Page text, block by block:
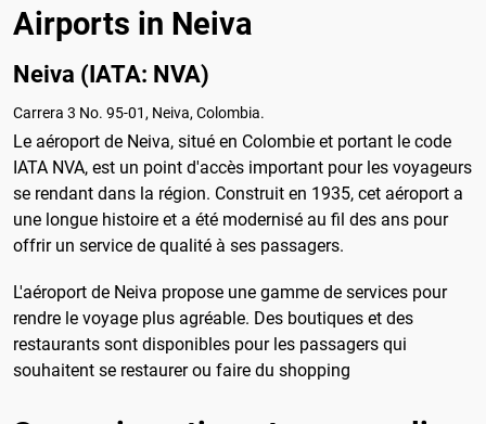
Airports in Neiva
Neiva (IATA: NVA)
Carrera 3 No. 95-01, Neiva, Colombia.
Le aéroport de Neiva, situé en Colombie et portant le code
IATA NVA, est un point d'accès important pour les voyageurs
se rendant dans la région. Construit en 1935, cet aéroport a
une longue histoire et a été modernisé au fil des ans pour
offrir un service de qualité à ses passagers.
L'aéroport de Neiva propose une gamme de services pour
rendre le voyage plus agréable. Des boutiques et des
restaurants sont disponibles pour les passagers qui
souhaitent se restaurer ou faire du shopping